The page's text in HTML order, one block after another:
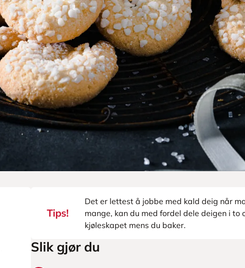
Tips!
Det er lettest å jobbe med kald deig når
mange, kan du med fordel dele deigen i
kjøleskapet mens du baker.
Slik gjør du